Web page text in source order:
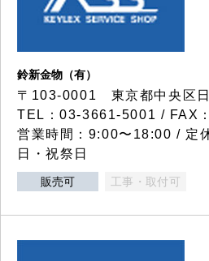
鈴新金物（有）
〒103-0001 東京都中央区
TEL：03-3661-5001 / FAX
営業時間：9:00〜18:00 / 定
日・祝祭日
販売可 工事・取付可